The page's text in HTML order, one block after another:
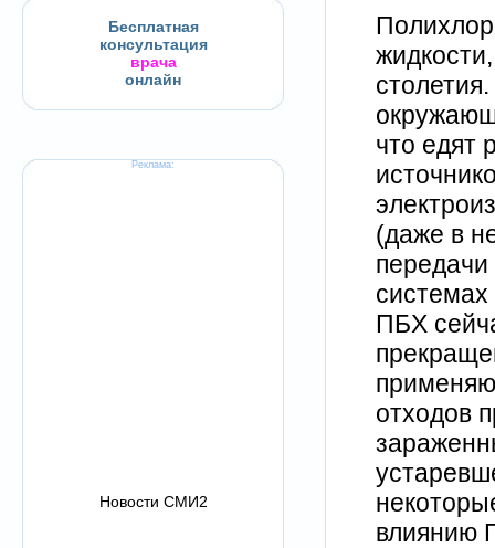
Бесплатная
консультация
врача
онлайн
Реклама:
Новости СМИ2
что едят
(даже в
передачи
ПБХ
отходов
влиянию